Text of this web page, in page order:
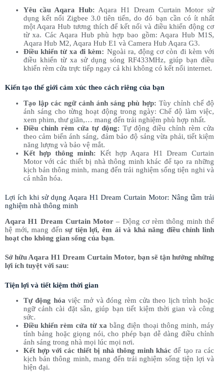
Yêu cầu Aqara Hub: Aqara H1 Dream Curtain Motor sử
dụng kết nối Zigbee 3.0 tiên tiến, do đó bạn cần có ít nhất
một Aqara Hub tương thích để kết nối và điều khiển động cơ
từ xa. Các Aqara Hub phù hợp bao gồm: Aqara Hub M1S,
Aqara Hub M2, Aqara Hub E1 và Camera Hub Aqara G3.
Điều khiển từ xa đi kèm: Ngoài ra, động cơ còn đi kèm với
điều khiển từ xa sử dụng sóng RF433MHz, giúp bạn điều
khiển rèm cửa trực tiếp ngay cả khi không có kết nối internet.
Kiến tạo thế giới cảm xúc theo cách riêng của bạn
Tạo lập các ngữ cảnh ánh sáng phù hợp: Tùy chỉnh chế độ
ánh sáng cho từng hoạt động trong ngày: Chế độ làm việc,
xem phim, thư giãn,… mang đến trải nghiệm phù hợp nhất.
Điều chỉnh rèm cửa tự động: Tự động điều chỉnh rèm cửa
theo cảm biến ánh sáng, đảm bảo độ sáng vừa phải, tiết kiệm
năng lượng và bảo vệ mắt.
Kết hợp thông minh: Kết hợp Aqara H1 Dream Curtain
Motor với các thiết bị nhà thông minh khác để tạo ra những
kịch bản thông minh, mang đến trải nghiệm sống tiện nghi và
cá nhân hóa.
Lợi ích khi sử dụng Aqara H1 Dream Curtain Motor: Nâng tầm trải
nghiệm nhà thông minh
Aqara H1 Dream Curtain Motor – Động cơ rèm thông minh thế
hệ mới, mang đếnsự tiện lợi, êm ái và khả năng điều chỉnh linh
hoạt cho không gian sống của bạn.
Sở hữu Aqara H1 Dream Curtain Motor, bạn sẽ tận hưởng những
lợi ích tuyệt vời sau:
Tiện lợi và tiết kiệm thời gian
Tự động hóaviệc mở và đóng rèm cửa theo lịch trình hoặc
ngữ cảnh cài đặt sẵn, giúp bạn tiết kiệm thời gian và công
sức.
Điều khiển rèm cửa từ xa bằng điện thoại thông minh, máy
tính bảng hoặc giọng nói, cho phép bạn dễ dàng điều chỉnh
ánh sáng trong nhà mọi lúc mọi nơi.
Kết hợp với các thiết bị nhà thông minh khác để tạo ra các
kịch bản thông minh, mang đến trải nghiệm sống tiện lợi và
hiện đại.